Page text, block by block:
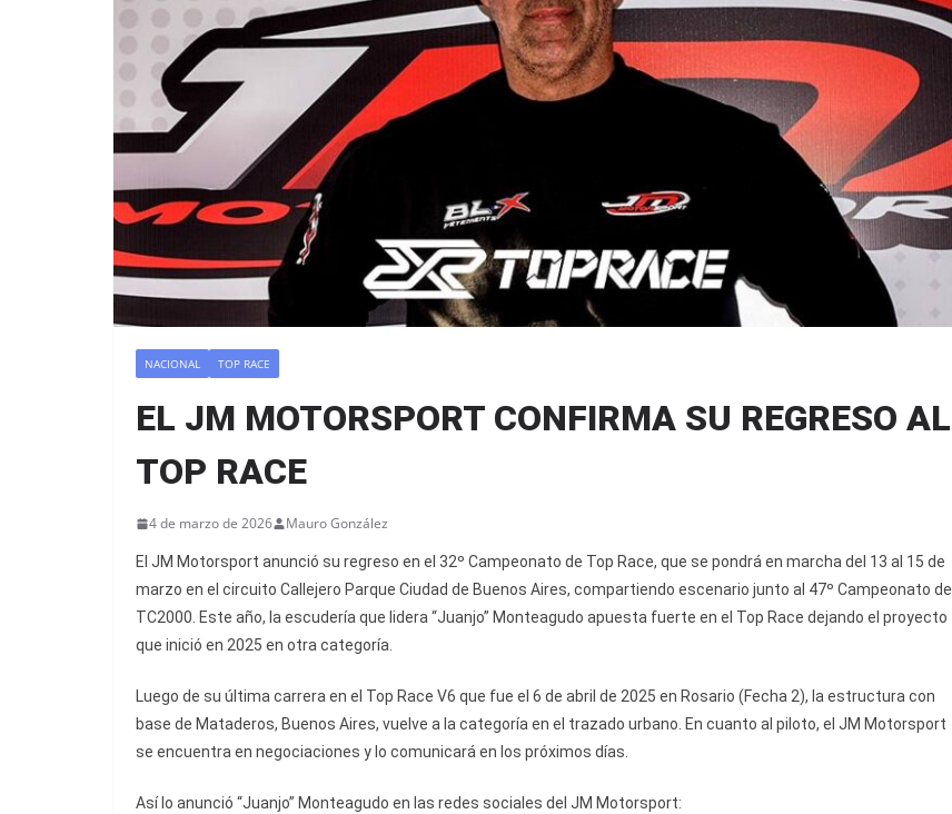
NACIONAL TOP RACE
EL JM MOTORSPORT CONFIRMA SU REGRESO AL
TOP RACE
4 de marzo de 2026 Mauro González
El JM Motorsport anunció su regreso en el 32º Campeonato de Top Race, que se pondrá en marcha del 13 al 15 de
marzo en el circuito Callejero Parque Ciudad de Buenos Aires, compartiendo escenario junto al 47º Campeonato de
TC2000. Este año, la escudería que lidera “Juanjo” Monteagudo apuesta fuerte en el Top Race dejando el proyecto
que inició en 2025 en otra categoría.
Luego de su última carrera en el Top Race V6 que fue el 6 de abril de 2025 en Rosario (Fecha 2), la estructura con
base de Mataderos, Buenos Aires, vuelve a la categoría en el trazado urbano. En cuanto al piloto, el JM Motorsport
se encuentra en negociaciones y lo comunicará en los próximos días.
Así lo anunció “Juanjo” Monteagudo en las redes sociales del JM Motorsport: